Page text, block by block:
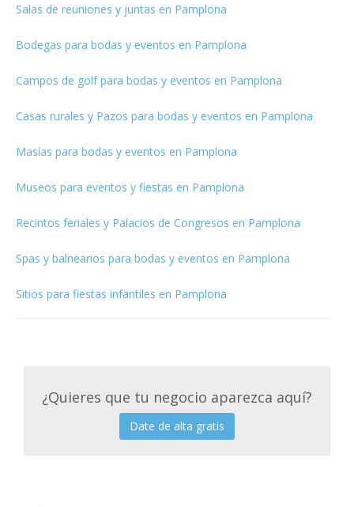
Salas de reuniones y juntas en Pamplona
Bodegas para bodas y eventos en Pamplona
Campos de golf para bodas y eventos en Pamplona
Casas rurales y Pazos para bodas y eventos en Pamplona
Masías para bodas y eventos en Pamplona
Museos para eventos y fiestas en Pamplona
Recintos feriales y Palacios de Congresos en Pamplona
Spas y balnearios para bodas y eventos en Pamplona
Sitios para fiestas infantiles en Pamplona
¿Quieres que tu negocio aparezca aquí?
Date de alta gratis